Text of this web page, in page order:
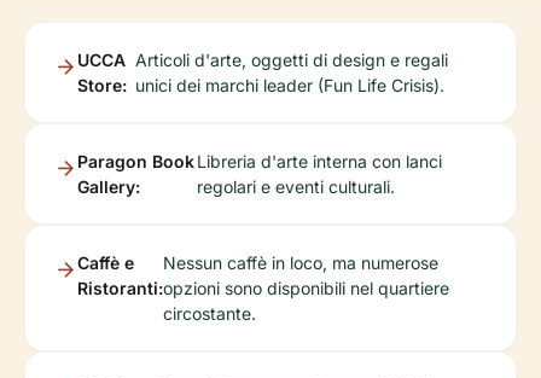
UCCA
Store:
Articoli d'arte, oggetti di design e regali
unici dei marchi leader (Fun Life Crisis).
Paragon Book
Gallery:
Libreria d'arte interna con lanci
regolari e eventi culturali.
Caffè e
Ristoranti:
Nessun caffè in loco, ma numerose
opzioni sono disponibili nel quartiere
circostante.